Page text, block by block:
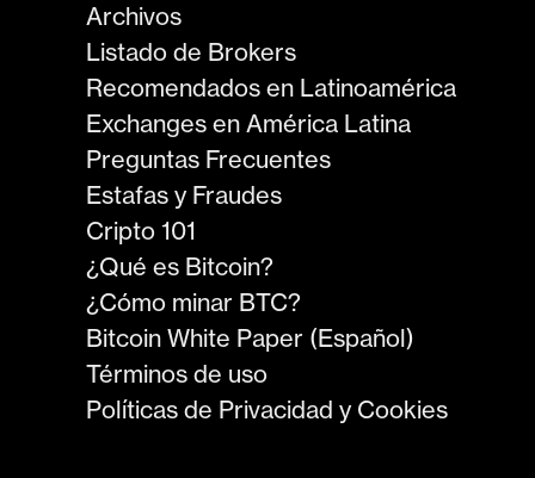
Archivos
Listado de Brokers
Recomendados en Latinoamérica
Exchanges en América Latina
Preguntas Frecuentes
Estafas y Fraudes
Cripto 101
¿Qué es Bitcoin?
¿Cómo minar BTC?
Bitcoin White Paper (Español)
Términos de uso
Políticas de Privacidad y Cookies